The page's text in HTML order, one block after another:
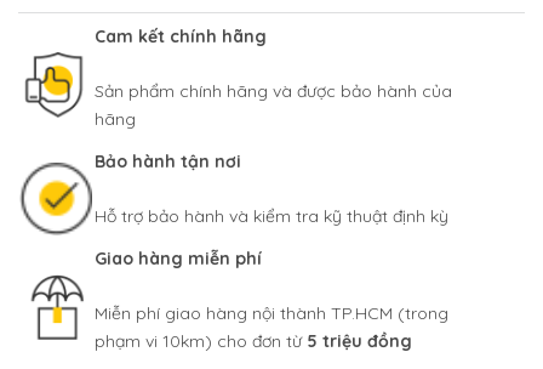
Cam kết chính hãng
Sản phẩm chính hãng và được bảo hành của
hãng
Bảo hành tận nơi
Hỗ trợ bảo hành và kiểm tra kỹ thuật định kỳ
Giao hàng miễn phí
Miễn phí giao hàng nội thành TP.HCM (trong
phạm vi 10km) cho đơn từ 5 triệu đồng